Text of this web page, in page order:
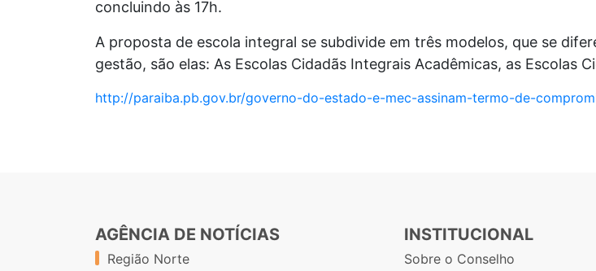
concluindo às 17h.
A proposta de escola integral se subdivide em três modelos, que se
gestão, são elas: As Escolas Cidadãs Integrais Acadêmicas, as Escolas
http://paraiba.pb.gov.br/governo-do-estado-e-mec-assinam-termo-de-
AGÊNCIA DE NOTÍCIAS
Região Norte
INSTITUCIONAL
Sobre o Conselho